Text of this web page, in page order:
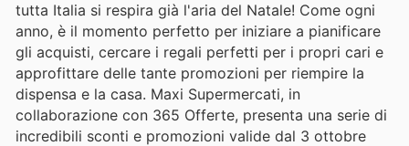
tutta Italia si respira già l'aria del Natale! Come ogni
anno, è il momento perfetto per iniziare a pianificare
gli acquisti, cercare i regali perfetti per i propri cari e
approfittare delle tante promozioni per riempire la
dispensa e la casa. Maxi Supermercati, in
collaborazione con 365 Offerte, presenta una serie di
incredibili sconti e promozioni valide dal 3 ottobre